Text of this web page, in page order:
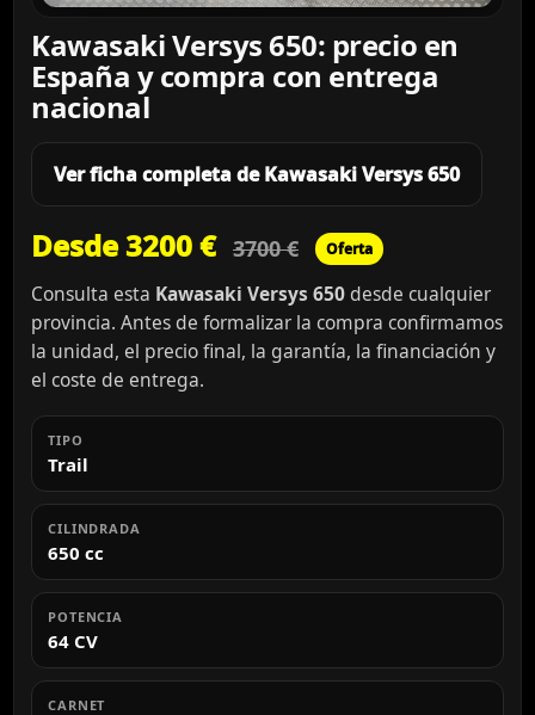
Kawasaki Versys 650: precio en
España y compra con entrega
nacional
Ver ficha completa de Kawasaki Versys 650
Desde 3200 € 3700 € Oferta
Consulta esta Kawasaki Versys 650 desde cualquier
provincia. Antes de formalizar la compra confirmamos
la unidad, el precio final, la garantía, la financiación y
el coste de entrega.
TIPO
Trail
CILINDRADA
650 cc
POTENCIA
64 CV
CARNET